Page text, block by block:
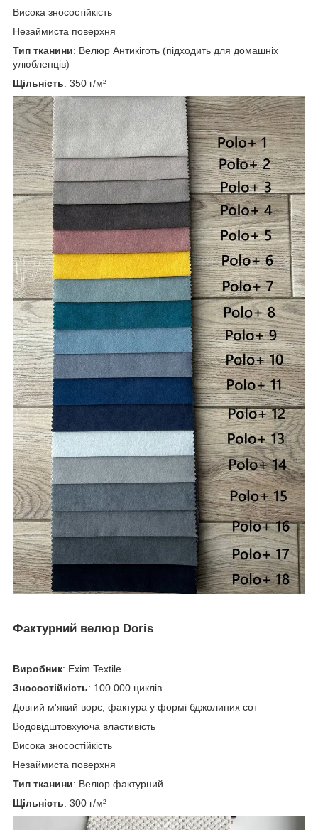
Висока зносостійкість
Незаймиста поверхня
Тип тканини: Велюр Антикіготь (підходить для домашніх
улюбленців)
Щільність: 350 г/м²
Фактурний велюр Doris
Виробник: Exim Textile
Зносостійкість: 100 000 циклів
Довгий м'який ворс, фактура у формі бджолиних сот
Водовідштовхуюча властивість
Висока зносостійкість
Незаймиста поверхня
Тип тканини: Велюр фактурний
Щільність: 300 г/м²